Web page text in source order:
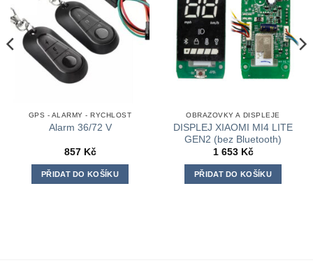
GPS - ALARMY - RYCHLOST
Alarm 36/72 V
857 Kč
PŘIDAT DO KOŠÍKU
OBRAZOVKY A DISPLEJE
DISPLEJ XIAOMI MI4 LITE
GEN2 (bez Bluetooth)
1 653 Kč
PŘIDAT DO KOŠÍKU